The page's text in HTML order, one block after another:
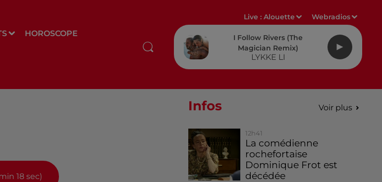
HOROSCOPE
Live :Alouette Webradios
I Follow Rivers (the
Magician Remix)
LYKKE LI
18 sec)
Infos Voir plus
12h41
La comédienne
rochefortaise
Dominique Frot est
décédée